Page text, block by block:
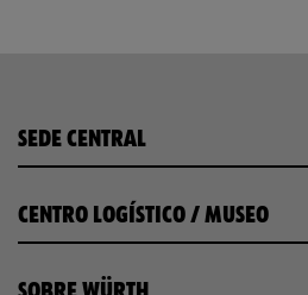
SEDE CENTRAL
CENTRO LOGÍSTICO / MUSEO